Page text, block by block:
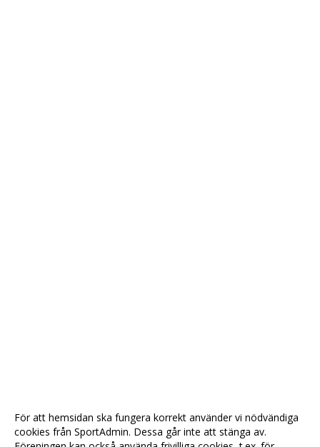
För att hemsidan ska fungera korrekt använder vi nödvändiga
cookies från SportAdmin. Dessa går inte att stänga av.